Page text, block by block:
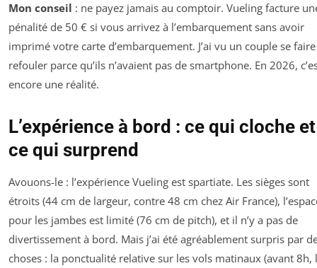
Mon conseil : ne payez jamais au comptoir. Vueling facture
pénalité de 50 € si vous arrivez à l’embarquement sans avoir
imprimé votre carte d’embarquement. J’ai vu un couple se faire
refouler parce qu’ils n’avaient pas de smartphone. En 2026,
encore une réalité.
L’expérience à bord : ce qui cloche et
ce qui surprend
Avouons-le : l’expérience Vueling est spartiate. Les sièges sont
étroits (44 cm de largeur, contre 48 cm chez Air France),
pour les jambes est limité (76 cm de pitch), et il n’y a pas de
divertissement à bord. Mais j’ai été agréablement surpris par
choses : la ponctualité relative sur les vols matinaux (avant 8h,